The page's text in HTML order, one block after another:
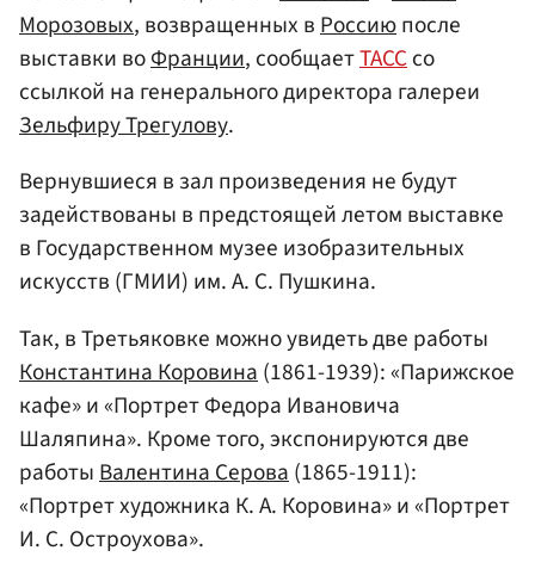
Морозовых, возвращенных вРоссиюпосле
выставки воФранции, сообщаетТАССсо
ссылкой на генерального директора галереи
Зельфиру Трегулову.
Вернувшиеся в зал произведения не будут
задействованы в предстоящей летом выставке
в Государственном музее изобразительных
искусств (ГМИИ) им. А. С. Пушкина.
Так, в Третьяковке можно увидеть две работы
Константина Коровина (1861-1939): «Парижское
кафе» и «Портрет Федора Ивановича
Шаляпина». Кроме того, экспонируются две
работы Валентина Серова (1865-1911):
«Портрет художника К. А. Коровина» и «Портрет
И. С. Остроухова».